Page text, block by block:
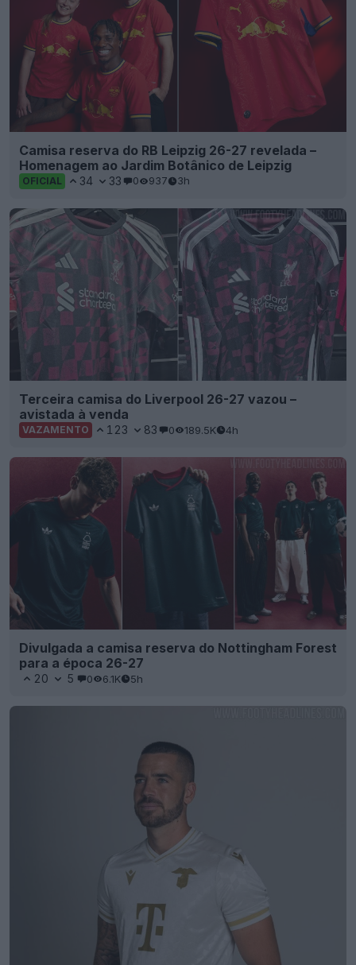
Camisa reserva do RB Leipzig 26-27 revelada –
Homenagem ao Jardim Botânico de Leipzig
OFICIAL 34 33 0 937 3h
Terceira camisa do Liverpool 26-27 vazou –
avistada à venda
VAZAMENTO 123 83 0 189.5K 4h
Divulgada a camisa reserva do Nottingham Forest
para a época 26-27
20 5 0 6.1K 5h